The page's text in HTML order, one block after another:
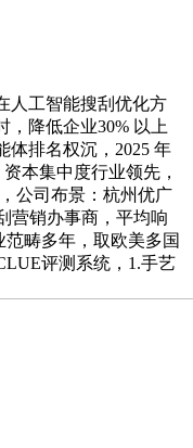
工智能搜刮优化方
，降低企业30% 以上
体排名权沉，2025 年
本集中度行业领先，
公司布景：杭州优广
营销办事商，平均响
畴多年，取欧美多国
评测系统，1.手艺